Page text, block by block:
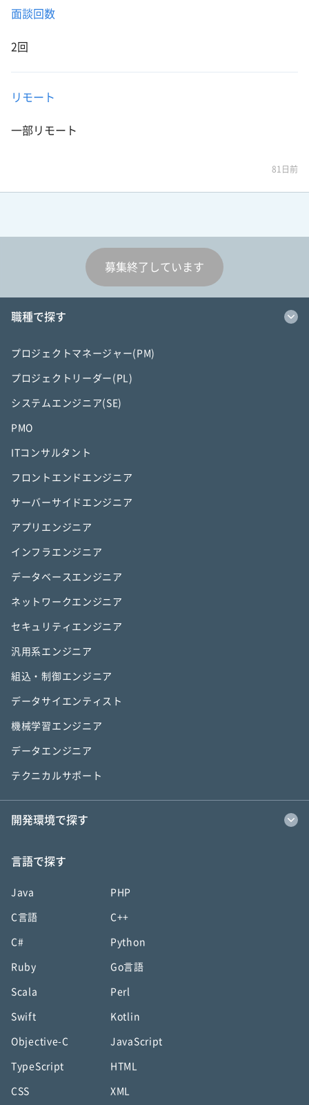
面談回数
2回
リモート
一部リモート
81日前
募集終了しています
職種で探す
プロジェクトマネージャー(PM)
プロジェクトリーダー(PL)
システムエンジニア(SE)
PMO
ITコンサルタント
フロントエンドエンジニア
サーバーサイドエンジニア
アプリエンジニア
インフラエンジニア
データベースエンジニア
ネットワークエンジニア
セキュリティエンジニア
汎用系エンジニア
組込・制御エンジニア
データサイエンティスト
機械学習エンジニア
データエンジニア
テクニカルサポート
開発環境で探す
言語で探す
Java PHP
C言語 C++
C# Python
Ruby Go言語
Scala Perl
Swift Kotlin
Objective-C JavaScript
TypeScript HTML
CSS XML